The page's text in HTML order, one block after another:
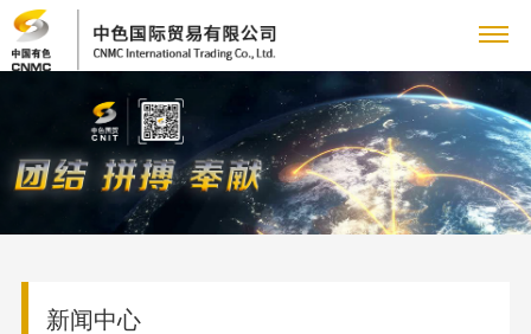
关
于
业
新
企
业
新闻中心